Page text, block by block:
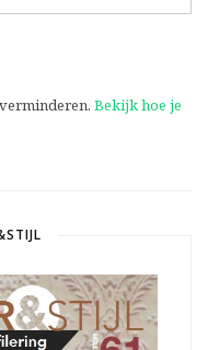
Bekijk hoe je